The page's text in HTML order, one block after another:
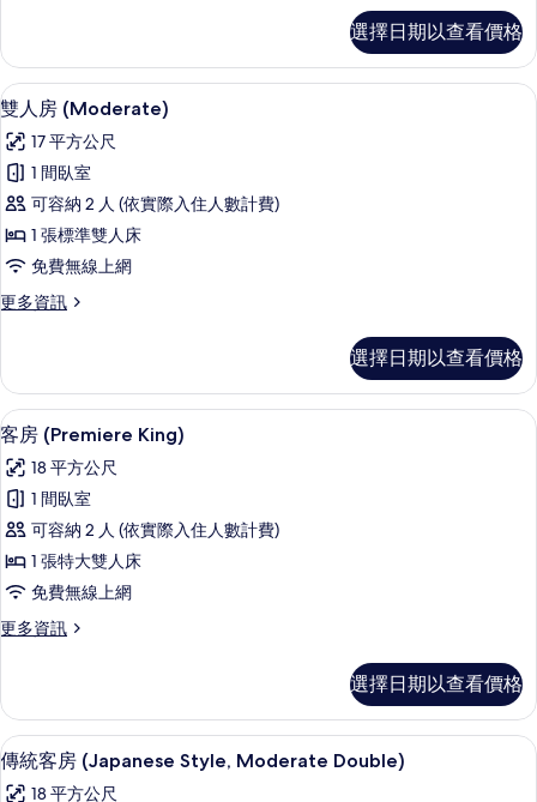
相
片
房
(Universal)
的
情
選擇日期以查看價格
顯
示
雙
人
房
(Moderate)
的
所
相
片
雙人房 (Moderate) | 高級寢具、客房
5
雙人房 (Moderate)
17 平方公尺
1 間臥室
可容納 2 人 (依實際入住人數計費)
1 張標準雙人床
免費無線上網
更多資訊
更
房
(Moderate)
的
情
選擇日期以查看價格
顯
示
客
房
(Premiere
King)
的
所
片
客房 (Premiere King) | 高級寢具、客
5
客房 (Premiere King)
18 平方公尺
1 間臥室
可容納 2 人 (依實際入住人數計費)
1 張特大雙人床
免費無線上網
更多資訊
更
(Premiere
King)
的
詳
選擇日期以查看價格
顯
示
傳統客房 (Japanese Style,
6
傳統客房 (Japanese Style, Moderate Double)
18 平方公尺